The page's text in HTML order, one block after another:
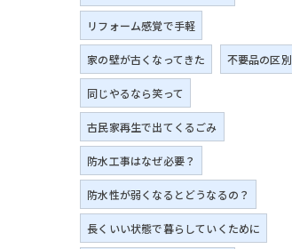
リフォーム感覚で手軽
家の壁が古くなってきた 不要品の区別
同じやるなら笑って
古民家再生で出てくるごみ
防水工事はなぜ必要？
防水性が弱くなるとどうなるの？
長くいい状態で暮らしていくために